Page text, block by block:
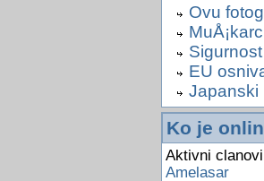
Ovu
EU
Japanski
Ko je
Aktivni
Amelasar